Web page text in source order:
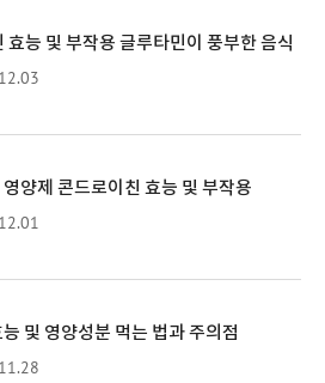
효능 및 부작용 글루타민이 풍부한 음식
양제 콘드로이친 효능 및 부작용
및 영양성분 먹는 법과 주의점